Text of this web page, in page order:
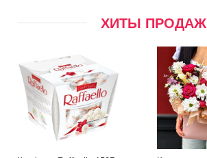
ХИТЫ ПРОДАЖ